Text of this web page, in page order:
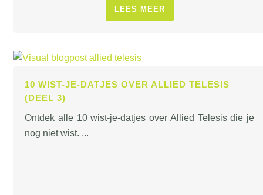
LEES MEER
10 WIST-JE-DATJES OVER ALLIED TELESIS
(DEEL 3)
Ontdek alle 10 wist-je-datjes over Allied Telesis die je
nog niet wist. ...